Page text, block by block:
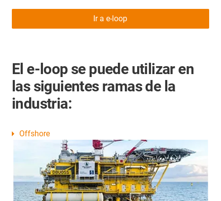
Ir a e-loop
El e-loop se puede utilizar en
las siguientes ramas de la
industria:
Offshore